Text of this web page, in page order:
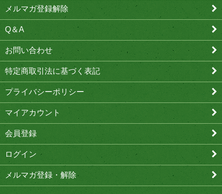
メルマガ登録解除
Q＆A
お問い合わせ
特定商取引法に基づく表記
プライバシーポリシー
マイアカウント
会員登録
ログイン
メルマガ登録・解除